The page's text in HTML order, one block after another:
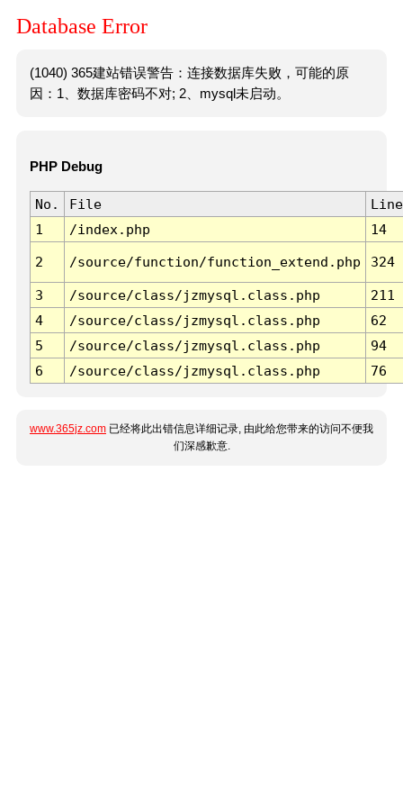
Database Error
(1040) 365建站错误警告：连接数据库失败，可能的原
因：1、数据库密码不对; 2、mysql未启动。
PHP Debug
No. File
Line
1
/index.php 14
2 /source/function/function_extend.php 324
3 /source/class/jzmysql.class.php
211
4
/source/class/jzmysql.class.php
62
5
/source/class/jzmysql.class.php
94
6
/source/class/jzmysql.class.php 76
www.365jz.com 已经将此出错信息详细记录, 由此给您带来的访问不便我
们深感歉意.